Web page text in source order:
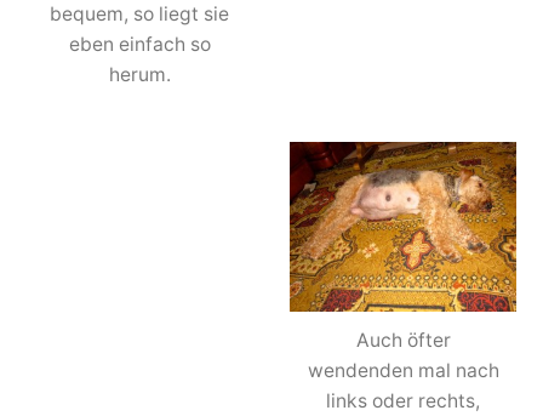
bequem, so liegt sie
eben einfach so
herum.
Auch öfter
wendenden mal nach
links oder rechts,